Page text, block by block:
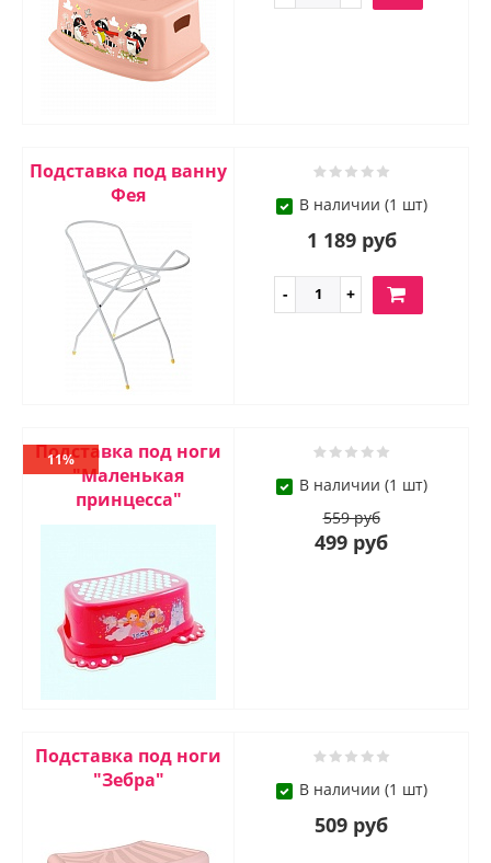
Подставка под ванну
Фея
В наличии (1 шт)
1 189 руб
Подставка под ноги
"Маленькая
принцесса"
11%
В наличии (1 шт)
559 руб
499 руб
Подставка под ноги
"Зебра"
В наличии (1 шт)
509 руб